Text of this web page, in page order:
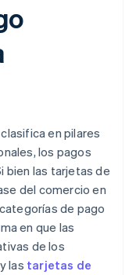
en pilares
los pagos
bien las tarjetas de
del comercio en
de pago
en que las
de los
las tarjetas de